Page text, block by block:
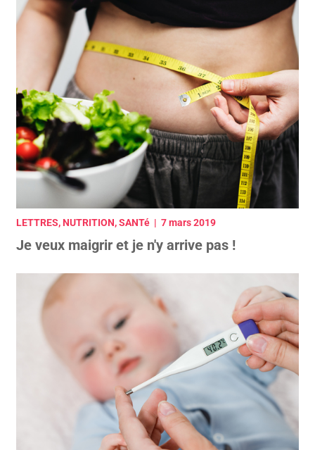
LETTRES, NUTRITION, SANTé | 7 mars 2019
Je veux maigrir et je n'y arrive pas !